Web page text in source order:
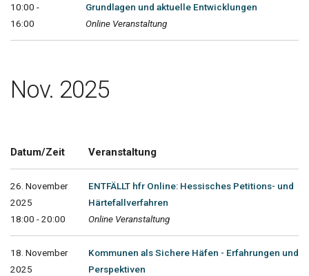
10:00 -
16:00
Grundlagen und aktuelle Entwicklungen
Online Veranstaltung
Nov. 2025
Datum/Zeit Veranstaltung
26. November
2025
18:00 - 20:00
ENTFÄLLT hfr Online: Hessisches Petitions- und
Härtefallverfahren
Online Veranstaltung
18. November
2025
Kommunen als Sichere Häfen - Erfahrungen und
Perspektiven